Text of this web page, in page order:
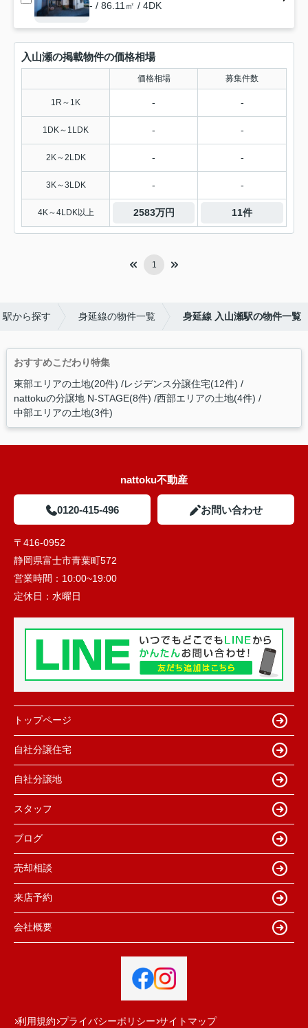
- / 86.11㎡ / 4DK
入山瀬の掲載物件の価格相場
価格相場 募集件数
1R～1K - -
1DK～1LDK - -
2K～2LDK - -
3K～3LDK - -
4K～4LDK以上 2583万円 11件
1
駅から探す 身延線の物件一覧 身延線 入山瀬駅の物件一覧
おすすめこだわり特集
東部エリアの土地(20件) レジデンス分譲住宅(12件)
nattokuの分譲地 N-STAGE(8件) 西部エリアの土地(4件)
中部エリアの土地(3件)
nattoku不動産
0120-415-496 お問い合わせ
〒416-0952
静岡県富士市青葉町572
営業時間： 10:00~19:00
定休日： 水曜日
トップページ
自社分譲住宅
自社分譲地
スタッフ
ブログ
売却相談
来店予約
会社概要
利用規約 プライバシーポリシー サイトマップ